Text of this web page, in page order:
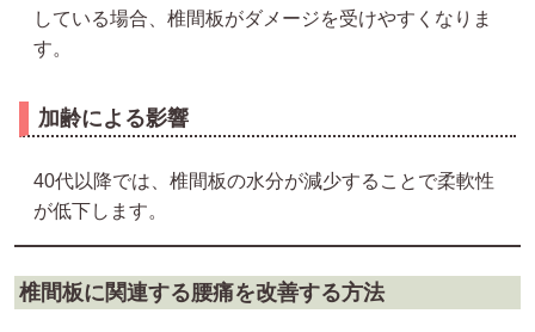
している場合、椎間板がダメージを受けやすくなりま
す。
加齢による影響
40代以降では、椎間板の水分が減少することで柔軟性
が低下します。
椎間板に関連する腰痛を改善する方法